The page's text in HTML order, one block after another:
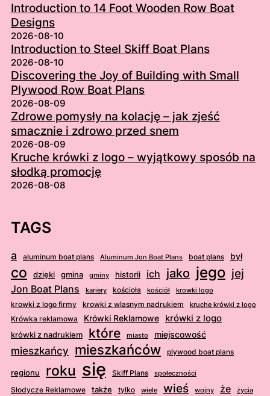
Introduction to 14 Foot Wooden Row Boat
Designs
2026-08-10
Introduction to Steel Skiff Boat Plans
2026-08-10
Discovering the Joy of Building with Small
Plywood Row Boat Plans
2026-08-09
Zdrowe pomysły na kolację – jak zjeść
smacznie i zdrowo przed snem
2026-08-09
Kruche krówki z logo – wyjątkowy sposób na
słodką promocję
2026-08-08
TAGS
a aluminum boat plans Aluminum Jon Boat Plans boat plans był
co dzięki gmina gminy historii ich jako jego jej
Jon Boat Plans kariery kościoła kościół krowki logo
krowki z logo firmy krowki z wlasnym nadrukiem kruche krówki z logo
Krówka reklamowa Krówki Reklamowe krówki z logo
krówki z nadrukiem które miasto miejscowość
mieszkańcy mieszkańców plywood boat plans
regionu roku się Skiff Plans społeczności
Słodycze Reklamowe także tylko wiele wieś wojny że życia